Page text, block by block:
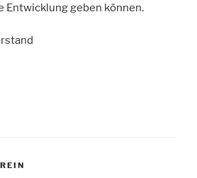
Entwicklung geben können.